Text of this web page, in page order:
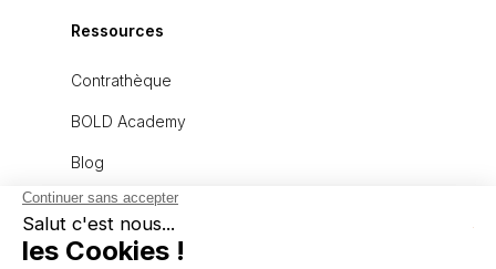
Ressources
Contrathèque
BOLD Academy
Blog
À propos